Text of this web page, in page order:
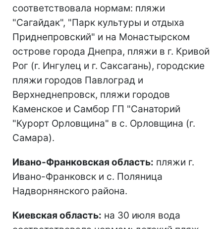
соответствовала нормам: пляжи
"Сагайдак", "Парк культуры и отдыха
Приднепровский" и на Монастырском
острове города Днепра, пляжи в г. Кривой
Рог (г. Ингулец и г. Саксагань), городские
пляжи городов Павлоград и
Верхнеднепровск, пляжи городов
Каменское и Самбор ГП "Санаторий
"Курорт Орловщина" в с. Орловщина (г.
Самара).
Ивано-Франковская область: пляжи г.
Ивано-Франковск и с. Поляница
Надворнянского района.
Киевская область: на 30 июля вода